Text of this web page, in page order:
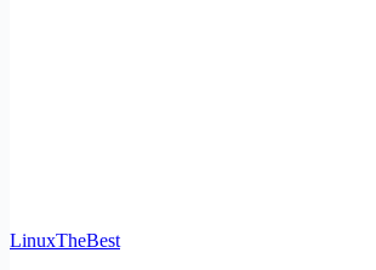
LinuxTheBest